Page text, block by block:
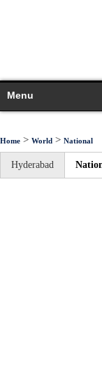
Menu
Home > World > National
Hyderabad